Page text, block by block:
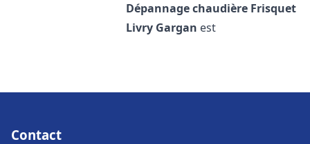
Dépannage chaudière Frisquet
Livry Gargan est
Contact